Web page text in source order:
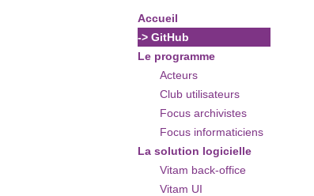
Accueil
-> GitHub
Le programme
Acteurs
Club utilisateurs
Focus archivistes
Focus informaticiens
La solution logicielle
Vitam back-office
Vitam UI